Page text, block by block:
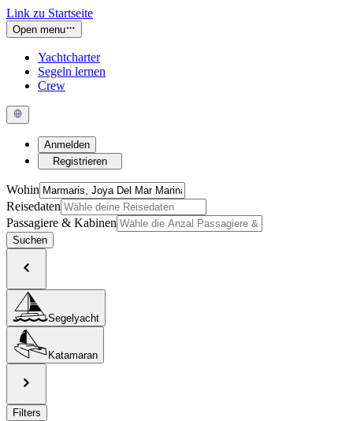
Link zu Startseite
Open menu
Yachtcharter
Segeln lernen
Crew
Anmelden
Registrieren
Wohin
Reisedaten
Passagiere & Kabinen
Suchen
Segelyacht
Katamaran
Filters